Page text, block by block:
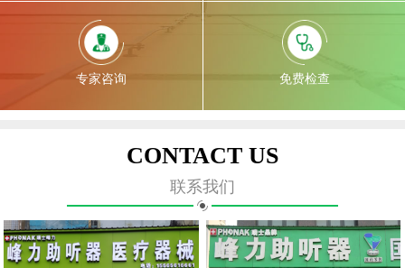
专家咨询 免费检查
CONTACT US
联系我们